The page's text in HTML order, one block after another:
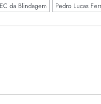
da Blindagem Pedro Lucas